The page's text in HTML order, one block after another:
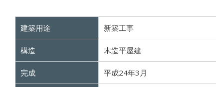
建築用途 新築工事
構造 木造平屋建
完成 平成24年3月